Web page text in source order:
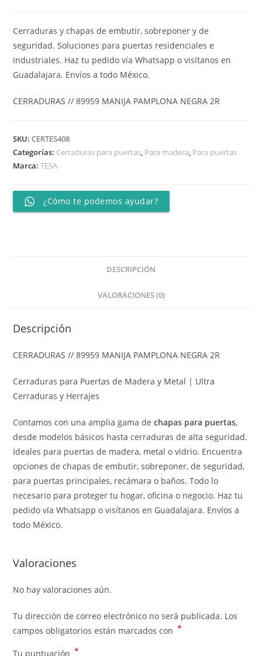
Cerraduras y chapas de embutir, sobreponer y de
seguridad. Soluciones para puertas residenciales e
industriales. Haz tu pedido vía Whatsapp o visítanos en
Guadalajara. Envíos a todo México.
CERRADURAS // 89959 MANIJA PAMPLONA NEGRA 2R
SKU:CERTES408
Categorías: Cerraduras para puertas, Para madera, Para puertas
Marca:TESA
¿Cómo te podemos ayudar?
DESCRIPCIÓN
VALORACIONES (0)
Descripción
CERRADURAS // 89959 MANIJA PAMPLONA NEGRA 2R
Cerraduras para Puertas de Madera y Metal | Ultra
Cerraduras y Herrajes
Contamos con una amplia gama dechapas para puertas,
desde modelos básicos hasta cerraduras de alta seguridad.
Ideales para puertas de madera, metal o vidrio. Encuentra
opciones de chapas de embutir, sobreponer, de seguridad,
para puertas principales, recámara o baños. Todo lo
necesario para proteger tu hogar, oficina o negocio. Haz tu
pedido vía Whatsapp o visítanos en Guadalajara. Envíos a
todo México.
Valoraciones
No hay valoraciones aún.
Tu dirección de correo electrónico no será publicada. Los
campos obligatorios están marcados con *
Tu puntuación *